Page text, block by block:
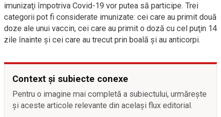
imunizaţi împotriva Covid-19 vor putea să participe. Trei
categorii pot fi considerate imunizate: cei care au primit două
doze ale unui vaccin, cei care au primit o doză cu cel puţin 14
zile înainte şi cei care au trecut prin boală şi au anticorpi.
Context și subiecte conexe
Pentru o imagine mai completă a subiectului, urmărește
și aceste articole relevante din același flux editorial.